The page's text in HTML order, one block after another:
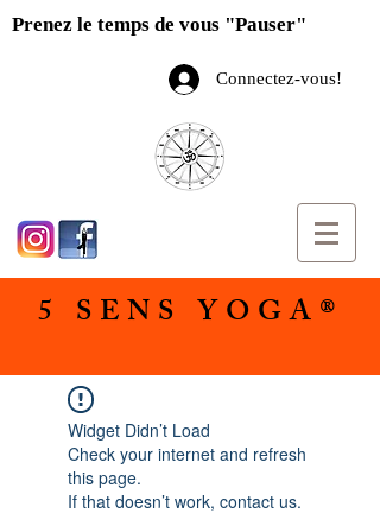
Prenez le temps de vous "Pauser"
Connectez-vous!
5 SENS YOGA®
Widget Didn’t Load
Check your internet and refresh
this page.
If that doesn’t work, contact us.